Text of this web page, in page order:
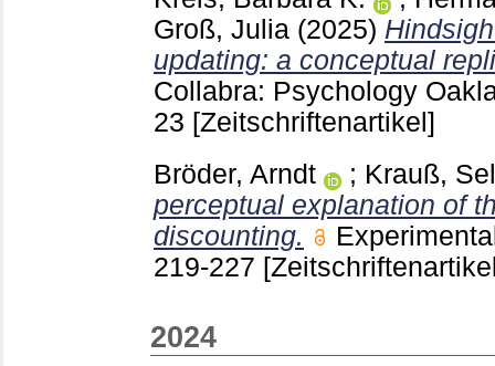
Groß, Julia (2025)
updating: a conceptual
Collabra: Psychology
23 [Zeitschriftenartikel]
Bröder, Arndt
; Krauß,
perceptual explanation of
discounting.
219-227
2024